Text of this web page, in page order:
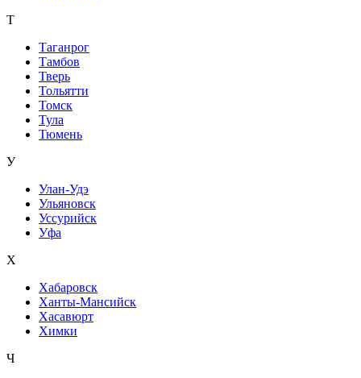
Т
Таганрог
Тамбов
Тверь
Тольятти
Томск
Тула
Тюмень
У
Улан-Удэ
Ульяновск
Уссурийск
Уфа
Х
Хабаровск
Ханты-Мансийск
Хасавюрт
Химки
Ч